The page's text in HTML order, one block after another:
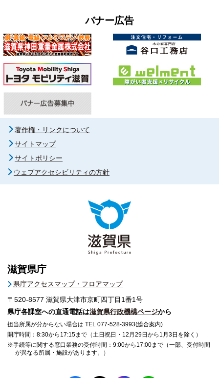
バナー広告
著作権・リンクについて
サイトマップ
サイトポリシー
ウェブアクセシビリティの方針
滋賀県庁
県庁アクセスマップ・フロアマップ
〒520-8577 滋賀県大津市京町四丁目1番1号
県庁各課室への直通電話は滋賀県行政機構ページから
担当所属が分からない場合は TEL 077-528-3993(総合案内)
開庁時間：8:30から17:15まで（土日祝日・12月29日から1月3日を除く）
※手続等に関する窓口業務の受付時間：9:00から17:00まで（一部、受付時間
が異なる所属・施設があります。）